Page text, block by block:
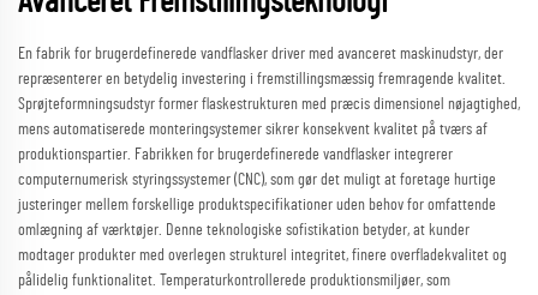
En fabrik for brugerdefinerede vandflasker driver med avanceret maskinudstyr, der
repræsenterer en betydelig investering i fremstillingsmæssig fremragende kvalitet.
Sprøjteformningsudstyr former flaskestrukturen med præcis dimensionel nøjagtighed,
mens automatiserede monteringsystemer sikrer konsekvent kvalitet på tværs af
produktionspartier. Fabrikken for brugerdefinerede vandflasker integrerer
computernumerisk styringssystemer (CNC), som gør det muligt at foretage hurtige
justeringer mellem forskellige produktspecifikationer uden behov for omfattende
omlægning af værktøjer. Denne teknologiske sofistikation betyder, at kunder
modtager produkter med overlegen strukturel integritet, finere overfladekvalitet og
pålidelig funktionalitet. Temperaturkontrollerede produktionsmiljøer, som